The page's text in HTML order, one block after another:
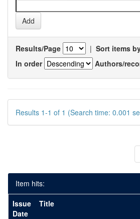
Results/Page | Sort items
In order
Authors/
Results 1-1 of 1 (Search time: 0.001
Item hits:
Issue
Date
Title